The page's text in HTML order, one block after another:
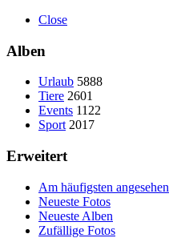
Close
Alben
Urlaub 5888
Tiere 2601
Events 1122
Sport 2017
Erweitert
Am häufigsten angesehen
Neueste Fotos
Neueste Alben
Zufällige Fotos